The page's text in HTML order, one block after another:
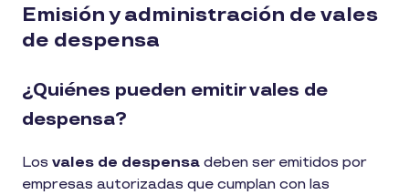
Emisión y administración de vales
de despensa
¿Quiénes pueden emitir vales de
despensa?
Los vales de despensa deben ser emitidos por
empresas autorizadas que cumplan con las